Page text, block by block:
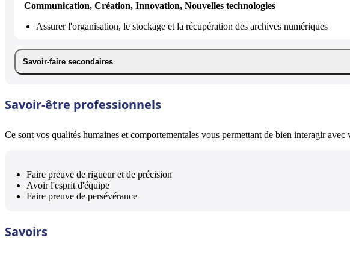
Communication, Création, Innovation, Nouvelles technologies
Assurer l'organisation, le stockage et la récupération des archives numériques
Savoir-faire secondaires
Savoir-être professionnels
Ce sont vos qualités humaines et comportementales vous permettant de bien interagir
Faire preuve de rigueur et de précision
Avoir l'esprit d'équipe
Faire preuve de persévérance
Savoirs